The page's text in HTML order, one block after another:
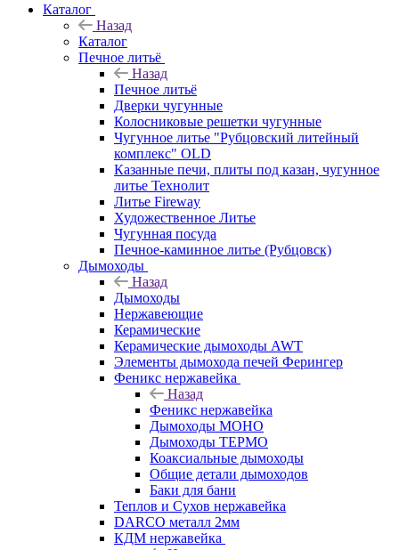
Каталог
Назад
Каталог
Печное литьё
Назад
Печное литьё
Дверки чугунные
Колосниковые решетки чугунные
Чугунное литье "Рубцовский литейный
комплекс" OLD
Казанные печи, плиты под казан, чугунное
литье Технолит
Литье Fireway
Художественное Литье
Чугунная посуда
Печное-каминное литье (Рубцовск)
Дымоходы
Назад
Дымоходы
Нержавеющие
Керамические
Керамические дымоходы AWT
Элементы дымохода печей Ферингер
Феникс нержавейка
Назад
Феникс нержавейка
Дымоходы МОНО
Дымоходы ТЕРМО
Коаксиальные дымоходы
Общие детали дымоходов
Баки для бани
Теплов и Сухов нержавейка
DARCO металл 2мм
КДМ нержавейка